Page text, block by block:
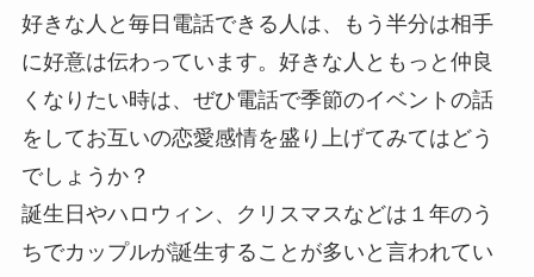
好きな人と毎日電話できる人は、もう半分は相手
に好意は伝わっています。好きな人ともっと仲良
くなりたい時は、ぜひ電話で季節のイベントの話
をしてお互いの恋愛感情を盛り上げてみてはどう
でしょうか？
誕生日やハロウィン、クリスマスなどは１年のう
ちでカップルが誕生することが多いと言われてい